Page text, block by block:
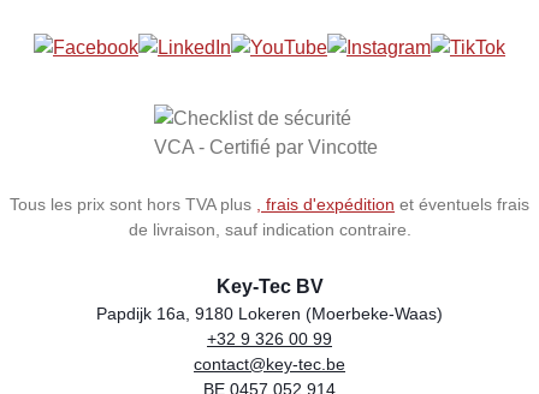
Tous les prix sont hors TVA plus , frais d'expédition et éventuels frais
de livraison, sauf indication contraire.
Store name
Key-Tec BV
Address
Papdijk 16a, 9180 Lokeren (Moerbeke-Waas)
Phone
+32 9 326 00 99
Email
contact@key-tec.be
VAT number
BE 0457.052.914